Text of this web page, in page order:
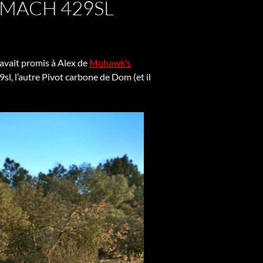
429SL
promis à Alex de Mohawk’s
l’autre Pivot carbone de Dom (et il